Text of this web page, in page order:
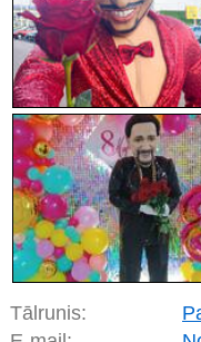
Tālrunis: